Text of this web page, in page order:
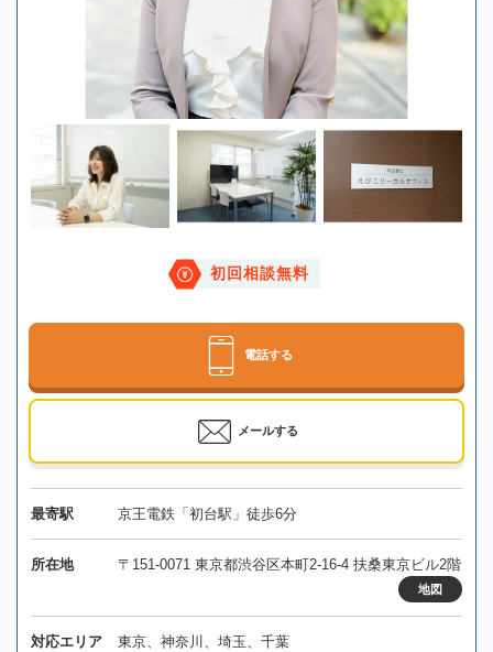
初回相談無料
電話する
メールする
最寄駅 京王電鉄「初台駅」徒歩6分
所在地 〒151-0071 東京都渋谷区本町2-16-4 扶桑東京ビル2階
地図
対応エリア 東京、神奈川、埼玉、千葉